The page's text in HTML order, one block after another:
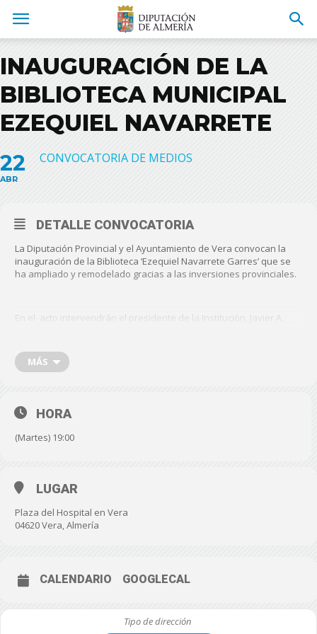
INAUGURACIÓN DE LA
BIBLIOTECA MUNICIPAL
EZEQUIEL NAVARRETE
22
ABR
CONVOCATORIA DE MEDIOS
DETALLE CONVOCATORIA
La Diputación Provincial y el Ayuntamiento de Vera convocan la
inauguración de la Biblioteca ‘Ezequiel Navarrete Garres’ que se
ha ampliado y remodelado gracias a las inversiones provinciales.
En el acto intervendrán el presidente de la Institución, Javier A.
la familia del mismo que recibirá unos recuerdos de este hito.
HORA: 19.00 horas
LUGAR: Plaza del Hospital- Vera.
MÁS
HORA
(Martes) 19:00
LUGAR
Plaza del Hospital en Vera
04620 Vera, Almería
CALENDARIO GOOGLECAL